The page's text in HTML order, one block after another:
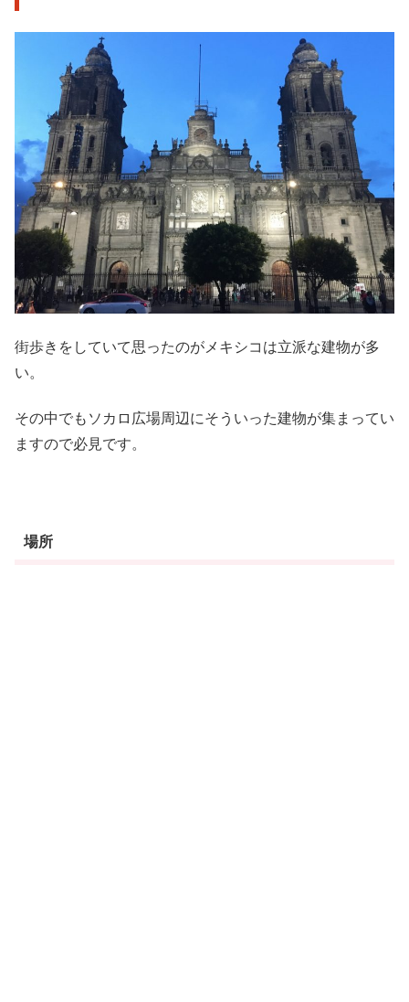
街歩きをしていて思ったのがメキシコは立派な建物が多
い。
その中でもソカロ広場周辺にそういった建物が集まってい
ますので必見です。
場所